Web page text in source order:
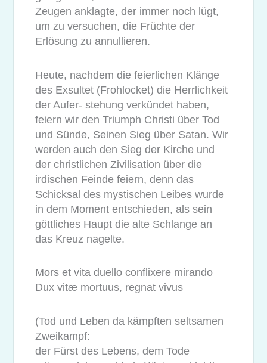
Zeugen anklagte, der immer noch lügt,
um zu versuchen, die Früchte der
Erlösung zu annullieren.
Heute, nachdem die feierlichen Klänge
des Exsultet (Frohlocket) die Herrlichkeit
der Aufer- stehung verkündet haben,
feiern wir den Triumph Christi über Tod
und Sünde, Seinen Sieg über Satan. Wir
werden auch den Sieg der Kirche und
der christlichen Zivilisation über die
irdischen Feinde feiern, denn das
Schicksal des mystischen Leibes wurde
in dem Moment entschieden, als sein
göttliches Haupt die alte Schlange an
das Kreuz nagelte.
Mors et vita duello conflixere mirando
Dux vitæ mortuus, regnat vivus
(Tod und Leben da kämpften seltsamen
Zweikampf:
der Fürst des Lebens, dem Tode